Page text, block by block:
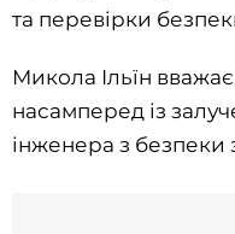
та перевірки
Микола Ільїн
насамперед із
інженера з безпеки